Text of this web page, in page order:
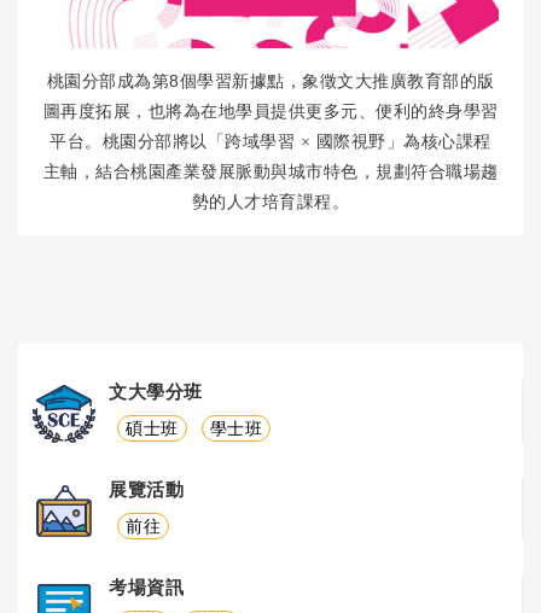
桃園分部成為第8個學習新據點，象徵文大推廣教育部的版
圖再度拓展，也將為在地學員提供更多元、便利的終身學習
平台。桃園分部將以「跨域學習 × 國際視野」為核心課程
主軸，結合桃園產業發展脈動與城市特色，規劃符合職場趨
勢的人才培育課程。
文大學分班
碩士班 學士班
展覽活動
前往
考場資訊